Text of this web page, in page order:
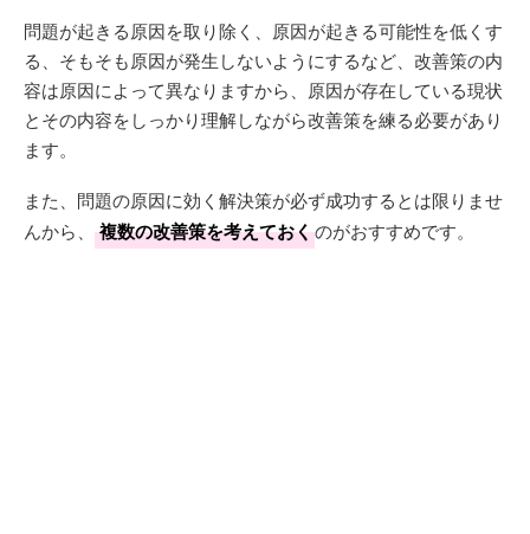
問題が起きる原因を取り除く、原因が起きる可能性を低くす
る、そもそも原因が発生しないようにするなど、改善策の内
容は原因によって異なりますから、原因が存在している現状
とその内容をしっかり理解しながら改善策を練る必要があり
ます。
また、問題の原因に効く解決策が必ず成功するとは限りませ
んから、
複数の改善策を考えておくのがおすすめです。